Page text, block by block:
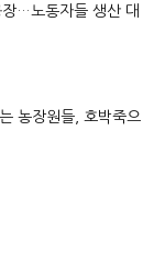
…노동자들 생산 대
농장원들, 호박죽으